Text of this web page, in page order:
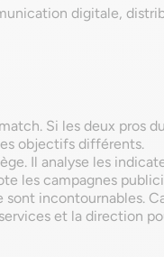
digitale,
Si les deux pros
objectifs différents.
Il analyse les
les campagnes
incontournables.
et la direction